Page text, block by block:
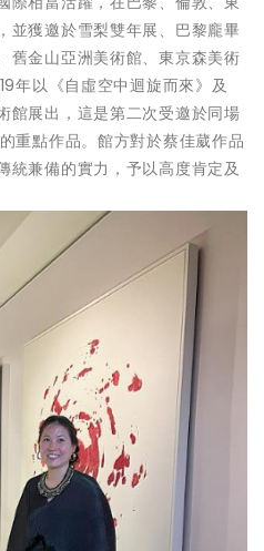
並獲邀於雪梨雙年展、巴黎龐畢
舊金山亞洲美術館、東京森美術
年以《自虛空中迴旋而來》及
館展出，這是第二次受邀於同場
重點作品。館方對於蔡佳葳作品
統兼備的實力，予以高度肯定及